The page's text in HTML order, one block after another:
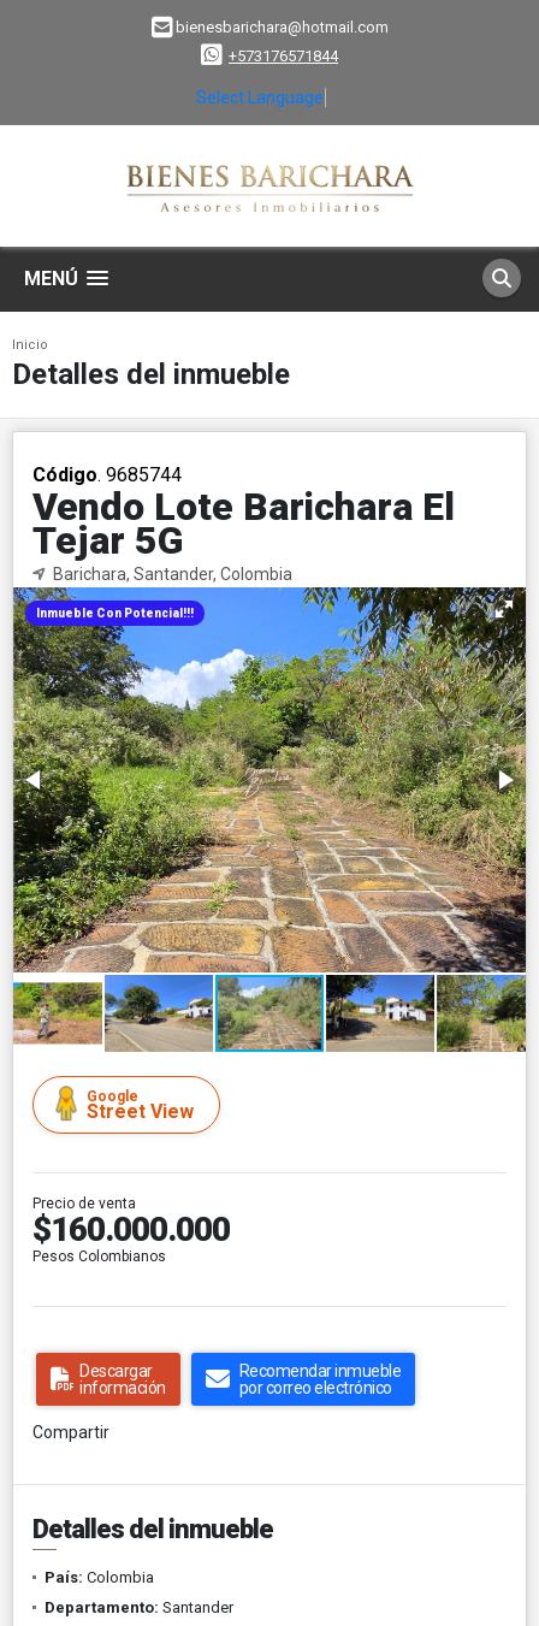
bienesbarichara@hotmail.com
+573176571844
Select Language
MENÚ
Inicio
Detalles del inmueble
Código. 9685744
Vendo Lote Barichara El
Tejar 5G
Barichara, Santander, Colombia
Inmueble Con Potencial!!!
Google
Street View
Precio de venta
$160.000.000
Pesos Colombianos
Descargar
información
Recomendar inmueble
por correo electrónico
Compartir
Detalles del inmueble
País: Colombia
Departamento: Santander